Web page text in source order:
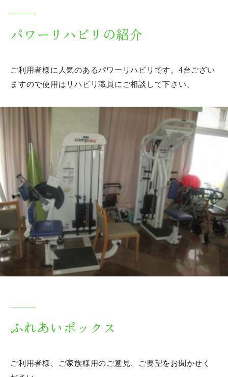
パワーリハビリの紹介
ご利用者様に人気のあるパワーリハビリです。4台ござい
ますので使用はリハビリ職員にご相談して下さい。
ふれあいボックス
ご利用者様、ご家族様用のご意見、ご要望をお聞かせく